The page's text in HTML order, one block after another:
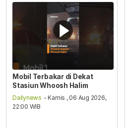
Mobil Terbakar di Dekat
Stasiun Whoosh Halim
Dailynews - Kamis , 06 Aug 2026,
22:00 WIB